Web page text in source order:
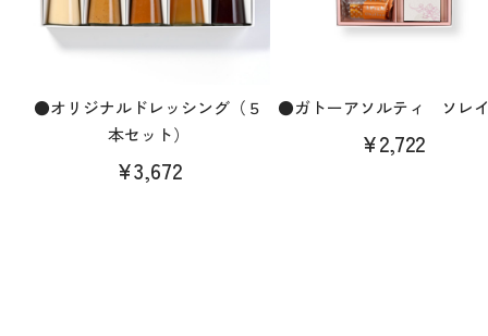
●オリジナルドレッシング（５
本セット）
¥3,672
●ガトーアソルティ ソレ
¥2,722